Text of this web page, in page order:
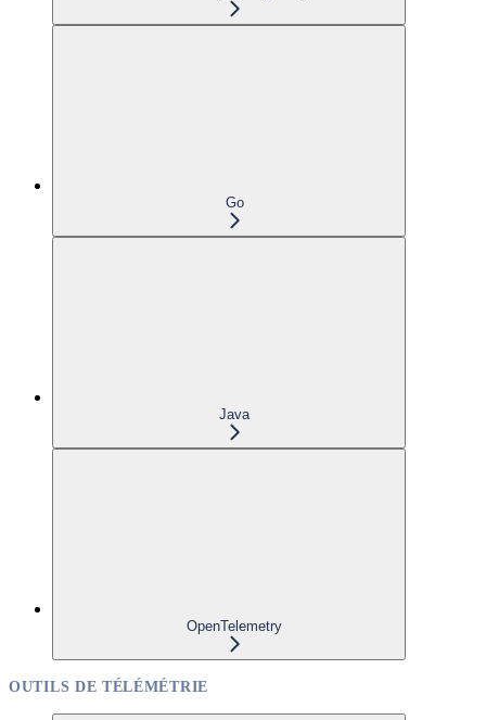
Go
Java
OpenTelemetry
OUTILS DE TÉLÉMÉTRIE